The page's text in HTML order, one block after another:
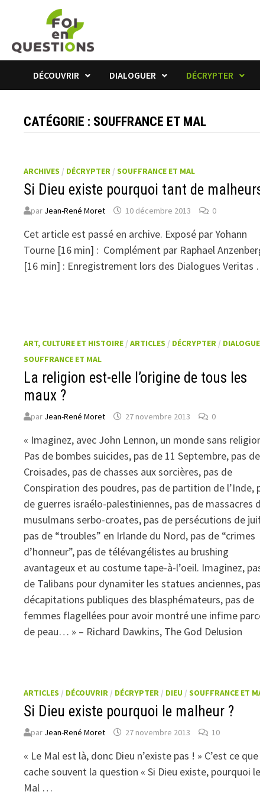
contenu
DÉCOUVRIR DIALOGUER DÉCRYPTER
CATÉGORIE : SOUFFRANCE ET MAL
ARCHIVES / DÉCRYPTER /SOUFFRANCE ET MAL
Si Dieu existe pourquoi tant de
par Jean-René Moret 10 décembre 2013 0
Cet article est passé en archive. Exposé par Yohann
Tourne [16 min] : Complément par Raphael
[16 min] : Enregistrement lors des Dialogues Veritas
ART, CULTURE ET HISTOIRE /ARTICLES / DÉCRYPTER /
SOUFFRANCE ET MAL
La religion est-elle l’origine de tous les
maux ?
par Jean-René Moret 27 novembre 2013 0
« Imaginez, avec John Lennon, un monde sans
Pas de bombes suicides, pas de 11 Septembre, pas de
Croisades, pas de chasses aux sorcières, pas de
Conspiration des poudres, pas de partition de l’Inde,
de guerres israélo-palestiniennes, pas de massacres
musulmans serbo-croates, pas de persécutions de
pas de “troubles” en Irlande du Nord, pas de “crimes
d’honneur”, pas de télévangélistes au brushing
avantageux et au costume tape-à-l’oeil. Imaginez,
de Talibans pour dynamiter les statues anciennes,
décapitations publiques des blasphémateurs, pas de
femmes flagellées pour avoir montré une infime
de peau… » – Richard Dawkins, The God Delusion
ARTICLES / DÉCOUVRIR / DÉCRYPTER / DIEU /SOUFFRANCE ET
Si Dieu existe pourquoi le malheur ?
par Jean-René Moret 27 novembre 2013 10
« Le Mal est là, donc Dieu n’existe pas ! » C’est ce que
cache souvent la question « Si Dieu existe, pourquoi le
Mal …